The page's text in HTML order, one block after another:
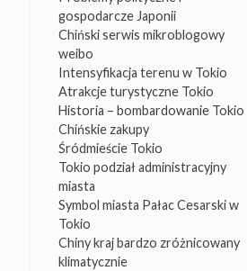
gospodarcze Japonii
Chiński serwis mikroblogowy
weibo
Intensyfikacja terenu w Tokio
Atrakcje turystyczne Tokio
Historia – bombardowanie Tokio
Chińskie zakupy
Śródmieście Tokio
Tokio podział administracyjny
miasta
Symbol miasta Pałac Cesarski w
Tokio
Chiny kraj bardzo zróżnicowany
klimatycznie